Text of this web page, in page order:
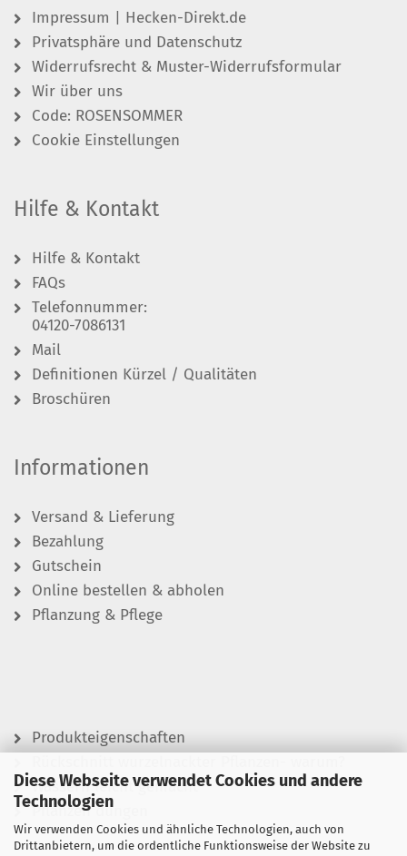
Diese Webseite verwendet Cookies und andere
Technologien
Wir verwenden Cookies und ähnliche Technologien, auch von
Drittanbietern, um die ordentliche Funktionsweise der Website zu
Impressum | Hecken-Direkt.de
Privatsphäre und Datenschutz
Widerrufsrecht & Muster-Widerrufsformular
Wir über uns
Code: ROSENSOMMER
Cookie Einstellungen
Hilfe & Kontakt
Hilfe & Kontakt
FAQs
Telefonnummer:
04120-7086131
Mail
Definitionen Kürzel / Qualitäten
Broschüren
Informationen
Versand & Lieferung
Bezahlung
Gutschein
Online bestellen & abholen
Pflanzung & Pflege
Produkteigenschaften
Wässern leicht gemacht
Pflanzen düngen